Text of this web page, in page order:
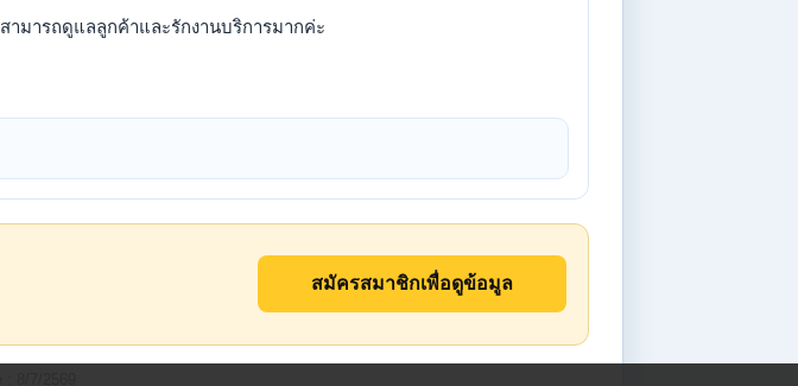
สามารถดูแลลูกค้าและรักงานบริการมากค่ะ
สมัครสมาชิกเพื่อดูข้อมูล